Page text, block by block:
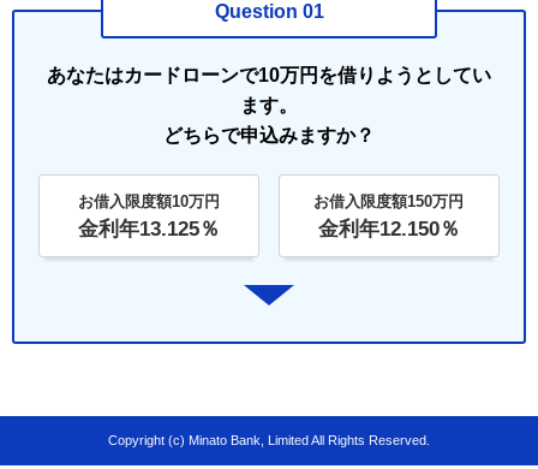
Question 01
あなたはカードローンで10万円を借りようとしてい
ます。
どちらで申込みますか？
お借入限度額10万円
金利年13.125％
お借入限度額150万円
金利年12.150％
Copyright (c) Minato Bank, Limited All Rights Reserved.